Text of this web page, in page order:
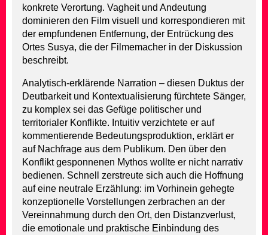
konkrete Verortung. Vagheit und Andeutung
dominieren den Film visuell und korrespondieren mit
der empfundenen Entfernung, der Entrückung des
Ortes Susya, die der Filmemacher in der Diskussion
beschreibt.
Analytisch-erklärende Narration – diesen Duktus der
Deutbarkeit und Kontextualisierung fürchtete Sänger,
zu komplex sei das Gefüge politischer und
territorialer Konflikte. Intuitiv verzichtete er auf
kommentierende Bedeutungsproduktion, erklärt er
auf Nachfrage aus dem Publikum. Den über den
Konflikt gesponnenen Mythos wollte er nicht narrativ
bedienen. Schnell zerstreute sich auch die Hoffnung
auf eine neutrale Erzählung: im Vorhinein gehegte
konzeptionelle Vorstellungen zerbrachen an der
Vereinnahmung durch den Ort, den Distanzverlust,
die emotionale und praktische Einbindung des